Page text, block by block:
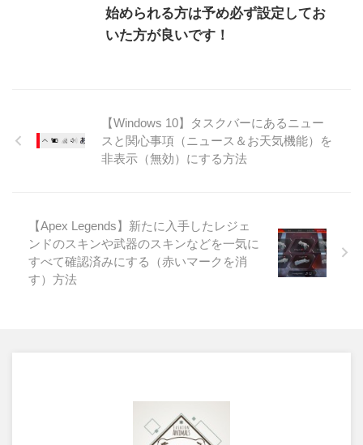
始められる方は予め必ず設定してお
いた方が良いです！
【Windows 10】タスクバーにあるニュー
スと関心事項（ニュース＆お天気機能）を
非表示（無効）にする方法
【Apex Legends】新たに入手したレジェ
ンドのスキンや武器のスキンなどを一気に
すべて確認済みにする（赤いマークを消
す）方法